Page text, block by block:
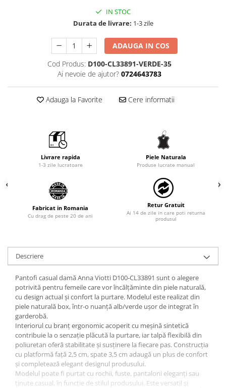
IN STOC
Durata de livrare: 1-3 zile
ADAUGA IN COS
Cod Produs: D100-CL33891-VERDE-35
Ai nevoie de ajutor? 0724643783
Adauga la Favorite Cere informatii
Livrare rapida
1-3 zile lucratoare
Piele Naturala
Produse lucrate manual
Fabricat in Romania
Cu drag de peste 20 de ani
Retur Gratuit
Ai 14 de zile in care poti returna
produsul
Descriere
Pantofi casual damă Anna Viotti D100-CL33891 sunt o alegere
potrivită pentru femeile care vor încălțăminte din piele naturală,
cu design actual și confort la purtare. Modelul este realizat din
piele naturală box, într-o nuanță alb/verde ușor de integrat în
garderobă.
Interiorul cu branț ergonomic acoperit cu meșină sintetică
contribuie la o senzație plăcută la purtare, iar talpă flexibilă din
poliuretan oferă stabilitate și susținere la fiecare pas. Construcția
cu platformă față 2,5 cm, spate 3,5 cm adaugă un plus de confort
și completează elegant designul produsului.
Modelul poate fi purtat cu rochii, fuste, pantaloni eleganți sau
ținute casual, în funcție de stilul produsului. Este versatil și